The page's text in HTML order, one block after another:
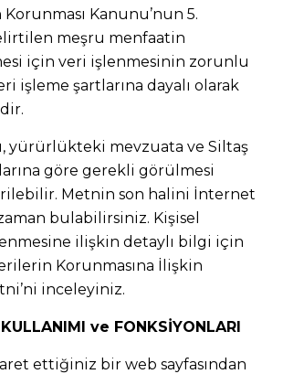
Kanunu’nun 5.
meşru menfaatin
için veri işlenmesinin zorunlu
işleme şartlarına dayalı olarak
yürürlükteki mevzuata ve Siltaş
göre gerekli görülmesi
Metnin son halini İnternet
bulabilirsiniz. Kişisel
ilişkin detaylı bilgi için
Korunmasına İlişkin
inceleyiniz.
KULLANIMI ve FONKSİYONLARI
ettiğiniz bir web sayfasından